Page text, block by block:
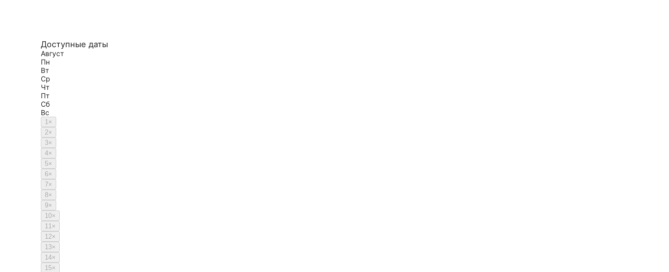
Доступные даты
Август
Пн
Вт
Ср
Чт
Пт
Сб
Вс
1×
2×
3×
4×
5×
6×
7×
8×
9×
10×
11×
12×
13×
14×
15×